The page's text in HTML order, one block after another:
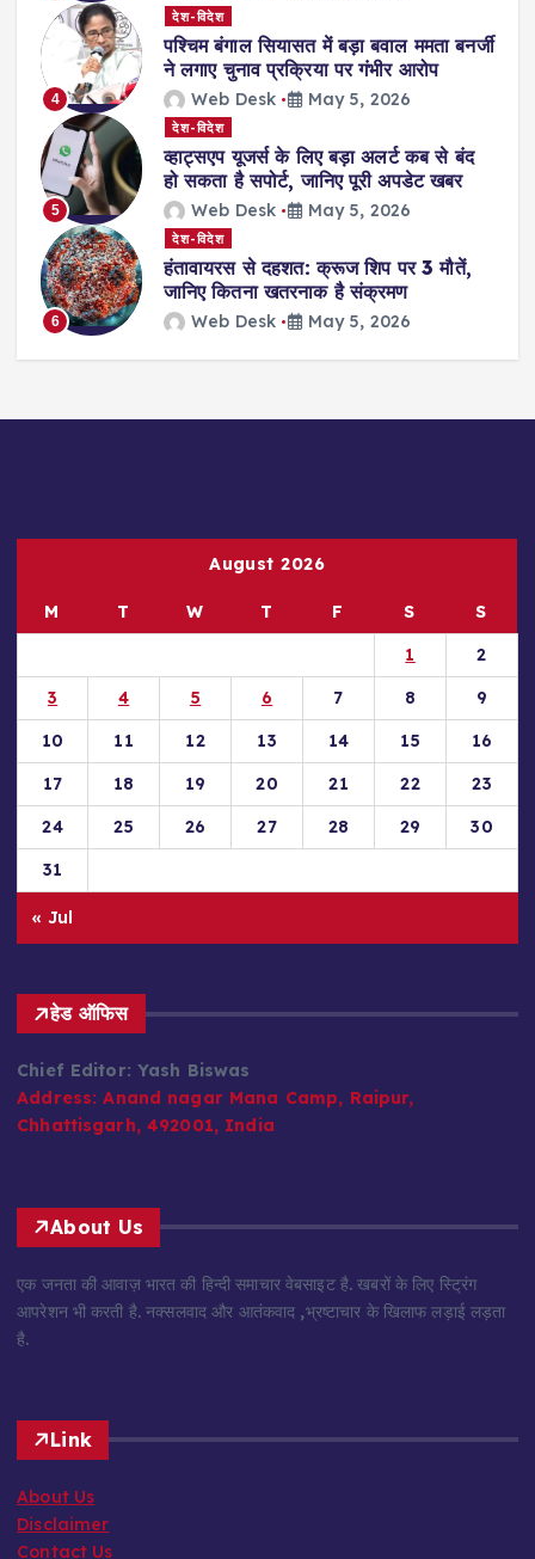
4
देश-विदेश
पश्चिम बंगाल सियासत में बड़ा बवाल ममता बनर्जी
ने लगाए चुनाव प्रक्रिया पर गंभीर आरोप
Web Desk May 5, 2026
5
देश-विदेश
व्हाट्सएप यूजर्स के लिए बड़ा अलर्ट कब से बंद
हो सकता है सपोर्ट, जानिए पूरी अपडेट खबर
Web Desk May 5, 2026
6
देश-विदेश
हंतावायरस से दहशत: क्रूज शिप पर 3 मौतें,
जानिए कितना खतरनाक है संक्रमण
Web Desk May 5, 2026
August 2026
M T W T F S
S
1
2
3
4 5 6 7 8
9
10
11 12 13 14 15
16
17
18 19 20 21 22
23
24
25 26 27 28 29
30
31
« Jul
हेड ऑफिस
Chief Editor: Yash Biswas
Address: Anand nagar Mana Camp, Raipur,
Chhattisgarh, 492001, India
About Us
एक जनता की आवाज़ भारत की हिन्दी समाचार वेबसाइट है. खबरों के लिए स्ट्रिंग
आपरेशन भी करती है. नक्सलवाद और आतंकवाद ,भ्रष्टाचार के खिलाफ लड़ाई लड़ता
है.
Link
About Us
Disclaimer
Contact Us